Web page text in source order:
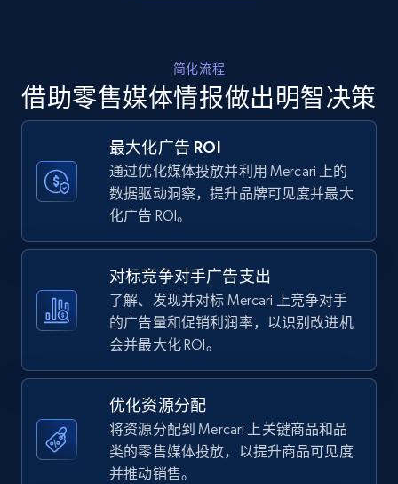
URL, Final price, Sku, Currency, Gtin,
Specifications, Image urls, Top reviews, and
5.6K+ 875+ 立即开始
Walmart - products - Discover products by
using sku numbers
URL, Final price, Sku, Currency, Gtin,
Specifications, Image urls, Top reviews, and
more.
5.6K+
简化流程
借助零售媒体情报做出明智决策
最大化广告 ROI
通过优化媒体投放并利用 Mercari 上的
数据驱动洞察，提升品牌可见度并最大
化广告 ROI。
对标竞争对手广告支出
了解、发现并对标 Mercari 上竞争对手
的广告量和促销利润率，以识别改进机
会并最大化 ROI。
优化资源分配
将资源分配到 Mercari 上关键商品和品
类的零售媒体投放，以提升商品可见度
并推动销售。